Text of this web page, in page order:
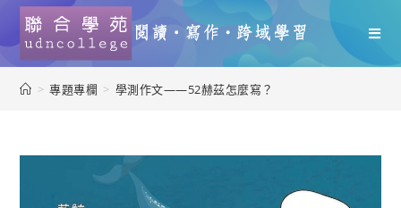
> 專題專欄 > 學測作文——52赫茲怎麼寫？